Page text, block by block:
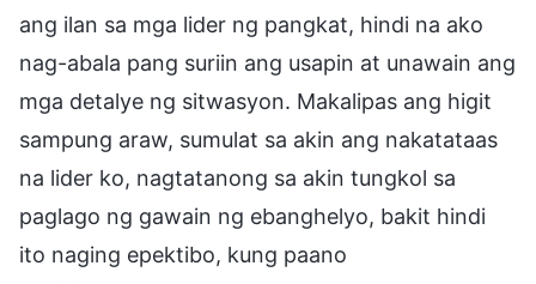
ang ilan sa mga lider ng pangkat, hindi na ako
nag-abala pang suriin ang usapin at unawain ang
mga detalye ng sitwasyon. Makalipas ang higit
sampung araw, sumulat sa akin ang nakatataas
na lider ko, nagtatanong sa akin tungkol sa
paglago ng gawain ng ebanghelyo, bakit hindi
ito naging epektibo, kung paano